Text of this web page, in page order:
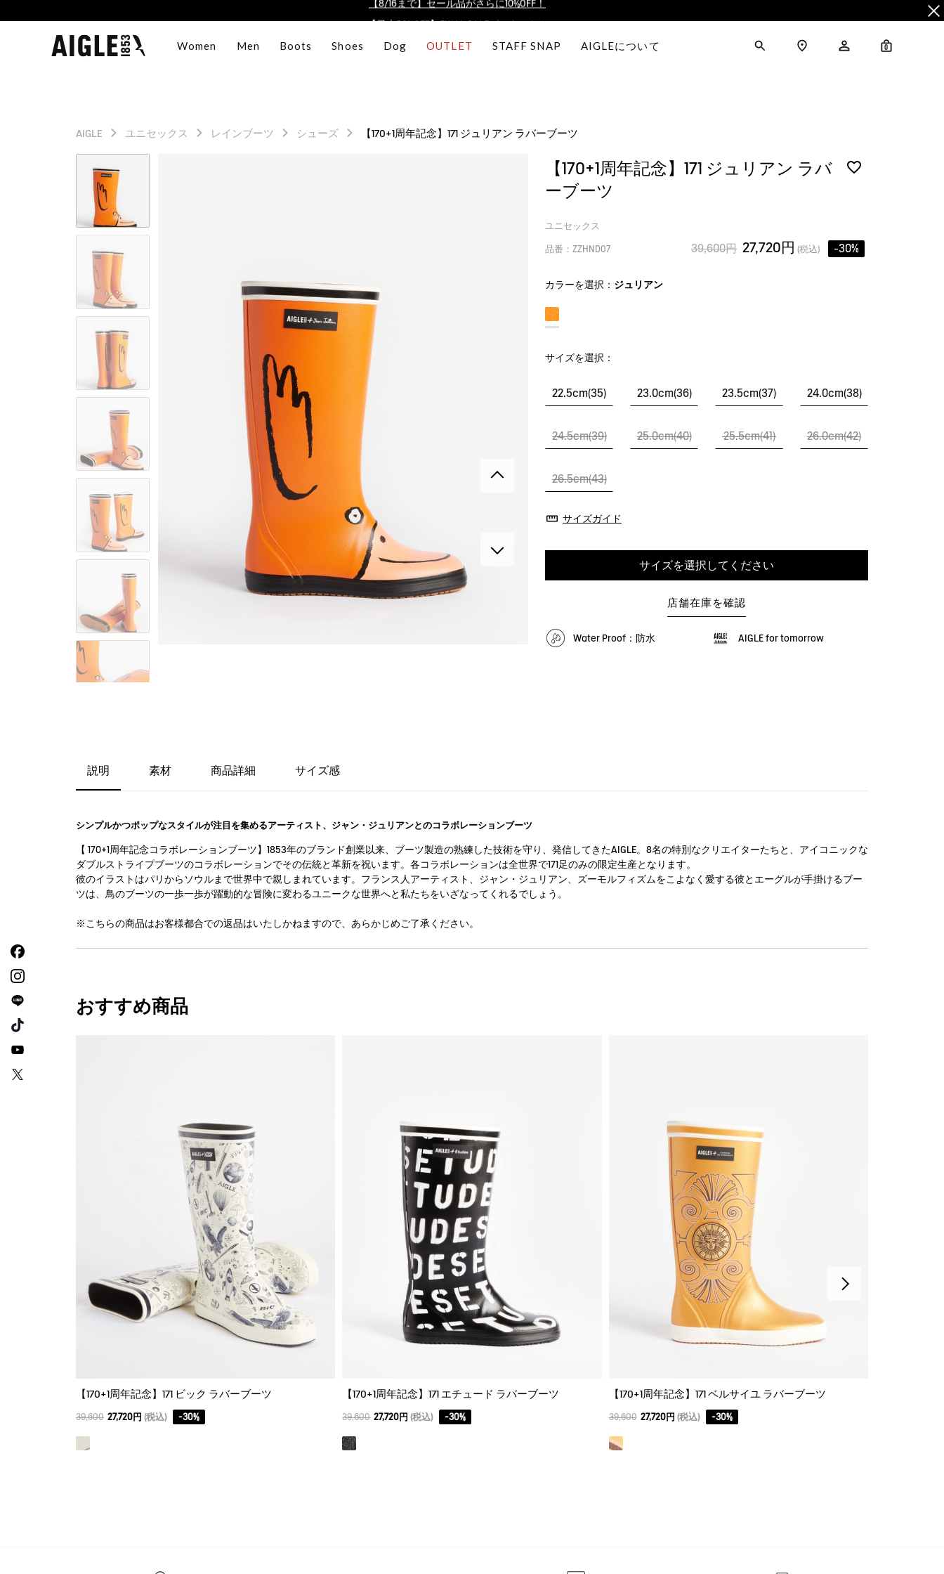
【最大50%OFF】FINAL SALEがスタート！
AIGLE CLUB ポイントサービス終了のお知らせ
AIGLE CLUB ポイントサービス終了のお知らせ
Women Men Boots Shoes Dog OUTLET STAFF SNAP AIGLEについて 0
AIGLE ユニセックス レインブーツ シューズ 【170+1周年記念】171 ジュリアン ラバーブーツ
【170+1周年記念】171 ジュリアン ラバ
ーブーツ
ユニセックス
品番：ZZHND07 39,600円 27,720円 (税込) -30%
カラーを選択： ジュリアン
サイズを選択：
22.5cm(35) 23.0cm(36) 23.5cm(37) 24.0cm(38)
24.5cm(39) 25.0cm(40) 25.5cm(41) 26.0cm(42)
26.5cm(43)
サイズガイド
サイズを選択してください
店舗在庫を確認
Water Proof：防水 AIGLE for tomorrow
説明 素材 商品詳細 サイズ感
シンプルかつポップなスタイルが注目を集めるアーティスト、ジャン・ジュリアンとのコラボレーションブーツ
【 170+1周年記念コラボレーションブーツ】1853年のブランド創業以来、ブーツ製造の熟練した技術を守り、発信してきたAIGLE。8名の特別なクリエイターたちと、アイコニックな
ダブルストライプブーツのコラボレーションでその伝統と革新を祝います。各コラボレーションは全世界で171足のみの限定生産となります。
彼のイラストはパリからソウルまで世界中で親しまれています。フランス人アーティスト、ジャン・ジュリアン、ズーモルフィズムをこよなく愛する彼とエーグルが手掛けるブー
ツは、鳥のブーツの一歩一歩が躍動的な冒険に変わるユニークな世界へと私たちをいざなってくれるでしょう。
※こちらの商品はお客様都合での返品はいたしかねますので、あらかじめご了承ください。
おすすめ商品
【170+1周年記念】171 ビック ラバーブーツ
39,600 27,720円 (税込) -30%
【170+1周年記念】171 エチュード ラバーブーツ
39,600 27,720円 (税込) -30%
【170+1周年記念】171 ベルサイユ ラバーブーツ
39,600 27,720円 (税込) -30%